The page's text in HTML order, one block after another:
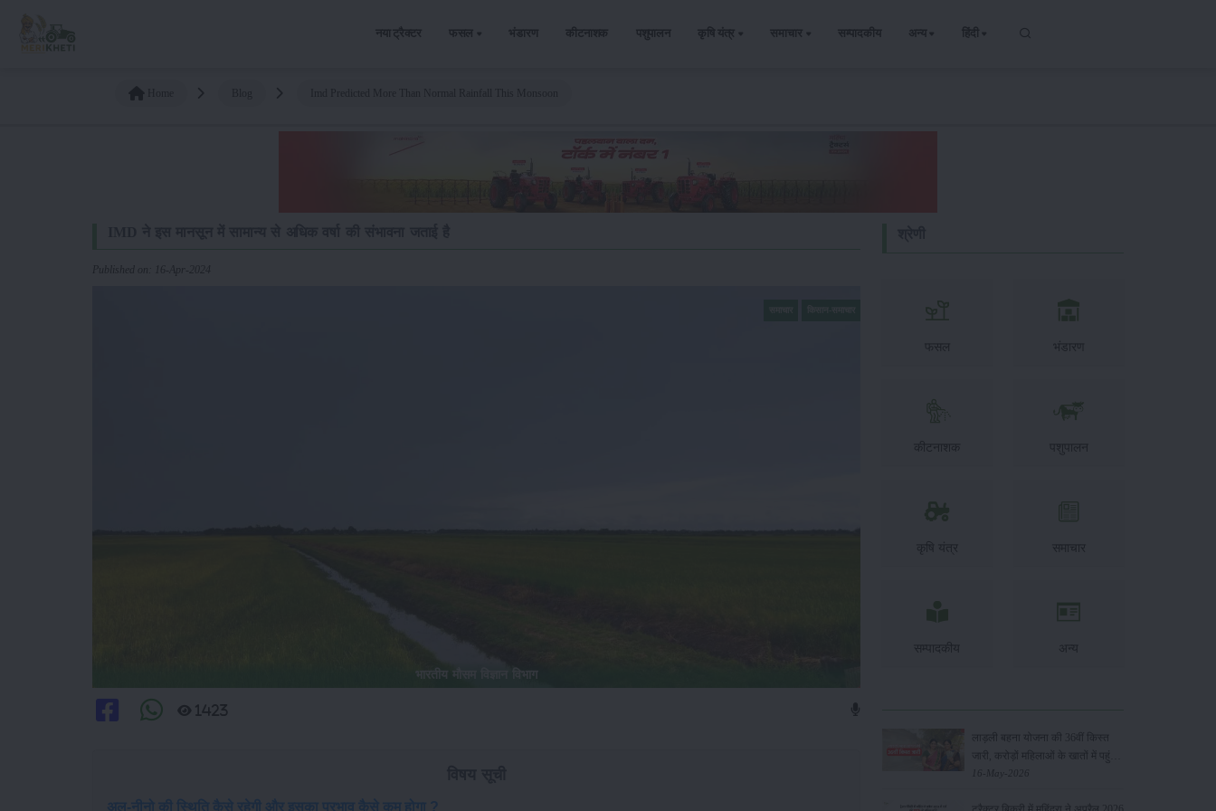
नया ट्रैक्टर फसल भंडारण कीटनाशक पशुपालन कृषि यंत्र समाचार सम्पादकीय अन्य हिंदी
Published on: 16-Apr-2024
भारतीय मौसम विज्ञान विभाग
1423
अल-नीनो की स्थिति कैसे रहेगी और इसका प्रभाव कैसे कम होगा ?
फसल भंडारण
कीटनाशक पशुपालन
कृषि यंत्र समाचार
सम्पादकीय अन्य
लाड़ली बहना योजना की 36वीं किस्त
जारी, करोड़ों महिलाओं के खातों में पहुंचे
1500 रुपये
16-May-2026